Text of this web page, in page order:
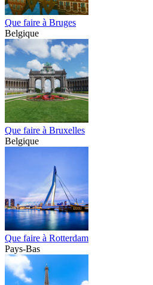
Que faire à Bruges
Belgique
Que faire à Bruxelles
Belgique
Que faire à Rotterdam
Pays-Bas